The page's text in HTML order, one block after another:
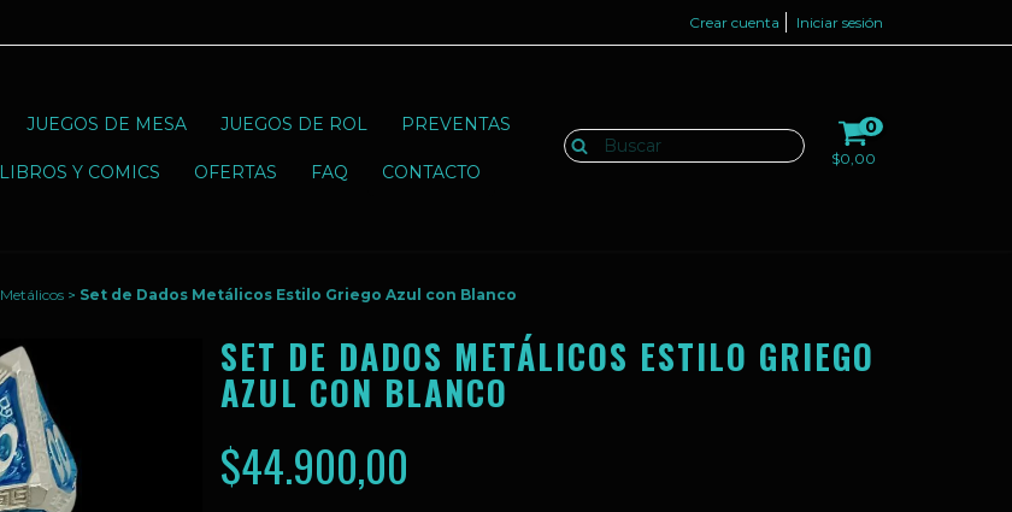
Crear cuenta Iniciar sesión
JUEGOS DE MESA JUEGOS DE ROL PREVENTAS
LIBROS Y COMICS OFERTAS FAQ CONTACTO
0
$0,00
Metálicos > Set de Dados Metálicos Estilo Griego Azul con Blanco
SET DE DADOS METÁLICOS ESTILO GRIEGO
AZUL CON BLANCO
$44.900,00